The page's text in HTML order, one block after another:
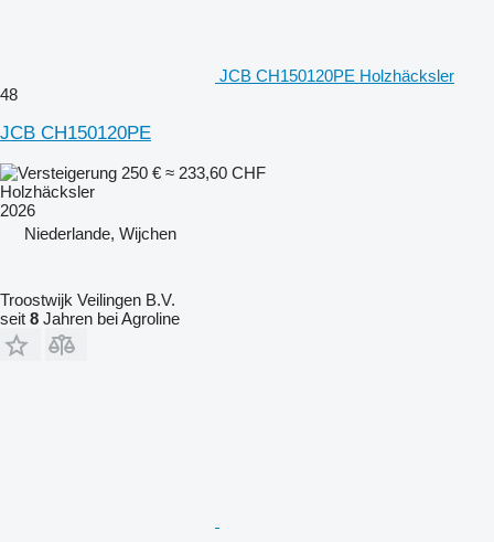
JCB CH150120PE Holzhäcksler
48
JCB CH150120PE
250 € ≈ 233,60 CHF
Holzhäcksler
2026
Niederlande, Wijchen
Troostwijk Veilingen B.V.
seit 8 Jahren bei Agroline